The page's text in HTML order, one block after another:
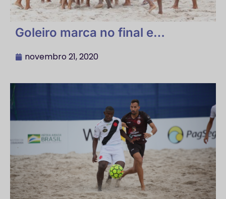
Goleiro marca no final e
novembro 21, 2020